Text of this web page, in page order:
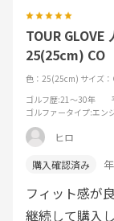
TOUR GLOVE
25(25cm) CO
色：25(25cm) サイズ
ゴルフ歴:21～30年
ゴルファータイプ:エン
ヒロ
フィット感が
継続して購入